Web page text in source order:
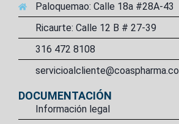
Paloquemao: Calle 18a #28A-43
Ricaurte: Calle 12 B # 27-39
316 472 8108
servicioalcliente@coaspharma.co
DOCUMENTACIÓN
Información legal